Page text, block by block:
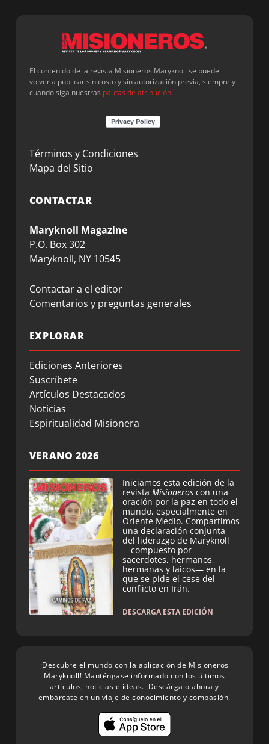
El contenido de la revista Misioneros Maryknoll se puede
volver a publicar sin costo y sin autorización previa, siempre y
cuando siga nuestras pautas de atribución.
Términos y Condiciones
Mapa del Sitio
CONTACTAR
Maryknoll Magazine
P.O. Box 302
Maryknoll, NY 10545
Contactar a el editor
Comentarios y preguntas generales
EXPLORAR
Ediciones Anteriores
Suscríbete
Artículos Destacados
Noticias
Espiritualidad Misionera
VERANO 2026
Iniciamos esta edición de la
revista Misioneros con una
oración por la paz en todo el
mundo, especialmente en
Oriente Medio. Compartimos
una declaración conjunta
del liderazgo de Maryknoll
—compuesto por
sacerdotes, hermanos,
hermanas y laicos— en la
que se pide el cese del
conflicto en Irán.
DESCARGA ESTA EDICIÓN
¡Descubre el mundo con la aplicación de Misioneros
Maryknoll! Manténgase informado con los últimos
artículos, noticias e ideas. ¡Descárgalo ahora y
embárcate en un viaje de conocimiento y compasión!